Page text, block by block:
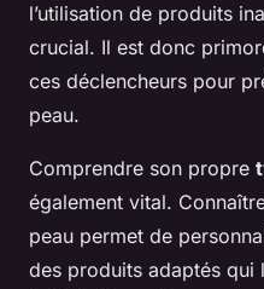
l’utilisation de produits
crucial. Il est donc
ces déclencheurs pour
peau.
Comprendre son propre
également vital.
peau permet de
des produits adaptés qui